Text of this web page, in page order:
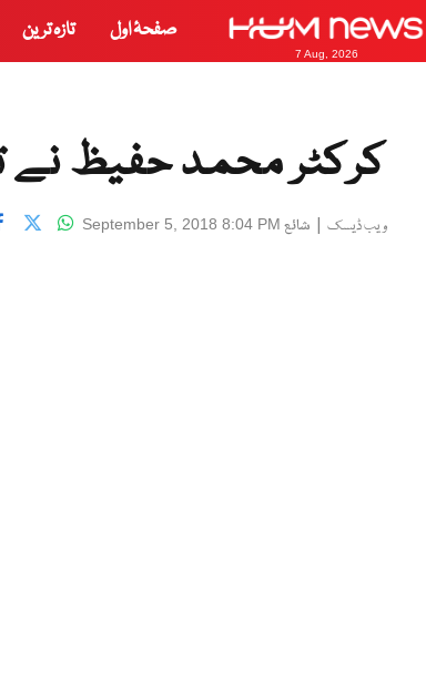
7 Aug, 2026
صفحۂ اول تازہ ترین
کرکٹر محمد حفیظ نے
ویب ڈیسک | شائع September 5, 2018 8:04 PM